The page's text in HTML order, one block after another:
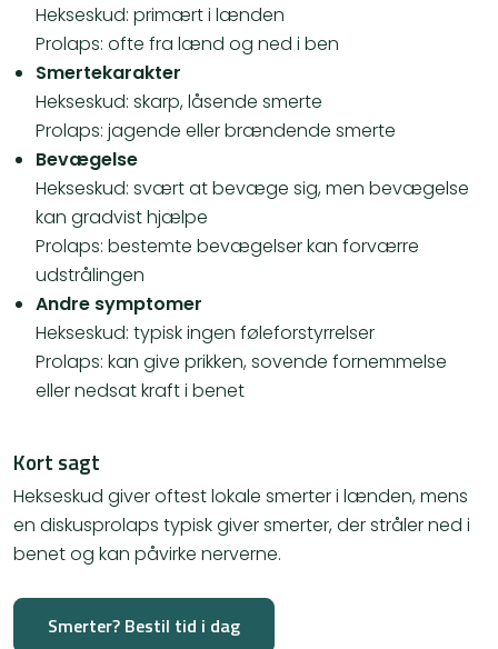
Hekseskud: primært i lænden
Prolaps: ofte fra lænd og ned i ben
Smertekarakter
Hekseskud: skarp, låsende smerte
Prolaps: jagende eller brændende smerte
Bevægelse
Hekseskud: svært at bevæge sig, men bevægelse
kan gradvist hjælpe
Prolaps: bestemte bevægelser kan forværre
udstrålingen
Andre symptomer
Hekseskud: typisk ingen føleforstyrrelser
Prolaps: kan give prikken, sovende fornemmelse
eller nedsat kraft i benet
Kort sagt
Hekseskud giver oftest lokale smerter i lænden, mens
en diskusprolaps typisk giver smerter, der stråler ned i
benet og kan påvirke nerverne.
Smerter? Bestil tid i dag